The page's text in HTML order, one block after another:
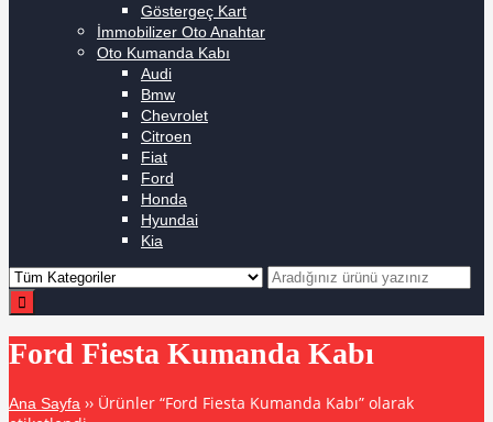
Göstergeç Kart
İmmobilizer Oto Anahtar
Oto Kumanda Kabı
Audi
Bmw
Chevrolet
Citroen
Fiat
Ford
Honda
Hyundai
Kia
Ford Fiesta Kumanda Kabı
Ana Sayfa ›› Ürünler “Ford Fiesta Kumanda Kabı” olarak